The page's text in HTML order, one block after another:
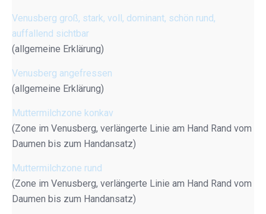
Venusberg groß, stark, voll, dominant, schön rund,
auffallend sichtbar
(allgemeine Erklärung)
Venusberg angefressen
(allgemeine Erklärung)
Muttermilchzone konkav
(Zone im Venusberg, verlängerte Linie am Hand Rand vom
Daumen bis zum Handansatz)
Muttermilchzone rund
(Zone im Venusberg, verlängerte Linie am Hand Rand vom
Daumen bis zum Handansatz)